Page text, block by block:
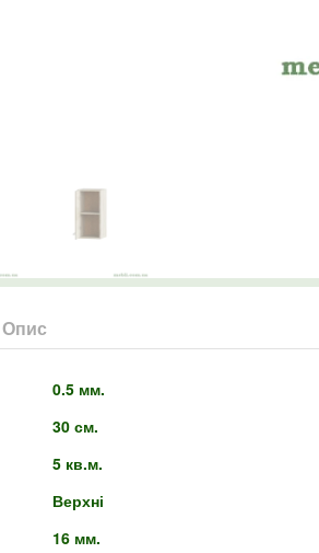
Опис
0.5 мм.
30 см.
5 кв.м.
Верхні
16 мм.